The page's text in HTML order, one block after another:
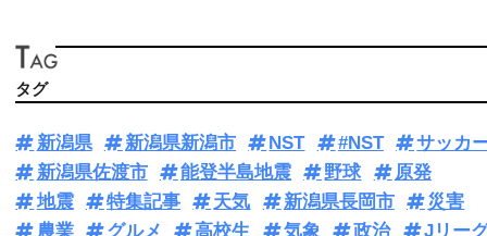
タグ
新潟県 新潟県新潟市 NST #NST
サッカ
新潟県佐渡市
能登半島地震 野球
原発
地震
特集記事 天気 新潟県長岡市
災害
農業
グルメ 高校生 気象 政治 Jリー